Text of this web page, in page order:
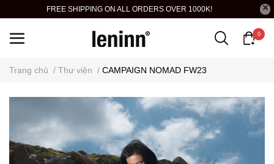
FREE SHIPPING ON ALL ORDERS OVER 1000K!
0
Trang chủ / Thư viện / CAMPAIGN NOMAD FW23